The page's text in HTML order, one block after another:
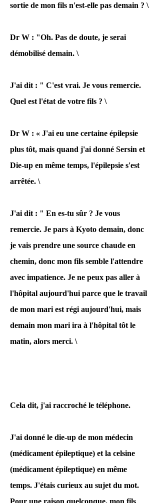
inévitable que la
C'était ce genre de
sentiment.
Par conséquent, cette
la plainte soumise
cette fois sur cette
page d'accueil,
veuillez donc la
vérifier.
Medical College
À mon avis, le
réalisateur ne connaît
peut-être pas ce
sortie de mon fils n'est-elle pas demain ? \
Dr W : "Oh. Pas de doute, je serai
démobilisé demain. \
J'ai dit : " C'est vrai. Je vous remercie.
Quel est l'état de votre fils ? \
Dr W : « J'ai eu une certaine épilepsie
plus tôt, mais quand j'ai donné Sersin et
Die-up en même temps, l'épilepsie s'est
arrêtée. \
J'ai dit : " En es-tu sûr ? Je vous
remercie. Je pars à Kyoto demain, donc
je vais prendre une source chaude en
chemin, donc mon fils semble l'attendre
avec impatience. Je ne peux pas aller à
l'hôpital aujourd'hui parce que le travail
de mon mari est régi aujourd'hui, mais
demain mon mari ira à l'hôpital tôt le
matin, alors merci. \
Cela dit, j'ai raccroché le téléphone.
J'ai donné le die-up de mon médecin
(médicament épileptique) et la celsine
(médicament épileptique) en même
temps. J'étais curieux au sujet du mot.
Pour une raison quelconque, mon fils